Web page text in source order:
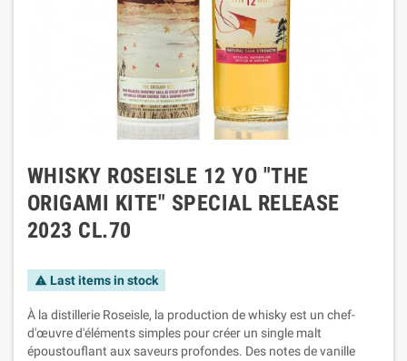
WHISKY ROSEISLE 12 YO "THE
ORIGAMI KITE" SPECIAL RELEASE
2023 CL.70
warning Last items in stock
À la distillerie Roseisle, la production de whisky est un chef-
d'œuvre d'éléments simples pour créer un single malt
époustouflant aux saveurs profondes. Des notes de vanille